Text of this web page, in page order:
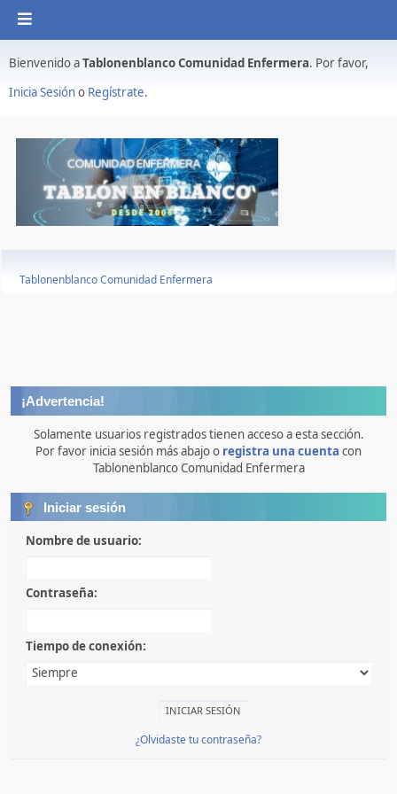
Bienvenido aTablonenblanco Comunidad Enfermera. Por favor,
Inicia Sesióno Regístrate.
Tablonenblanco Comunidad Enfermera
¡Advertencia!
Solamente usuarios registrados tienen acceso a esta sección.
Por favor inicia sesión más abajo o registra una cuenta con
Tablonenblanco Comunidad Enfermera
Iniciar sesión
Nombre de usuario:
Contraseña:
Tiempo de conexión:
¿Olvidaste tu contraseña?